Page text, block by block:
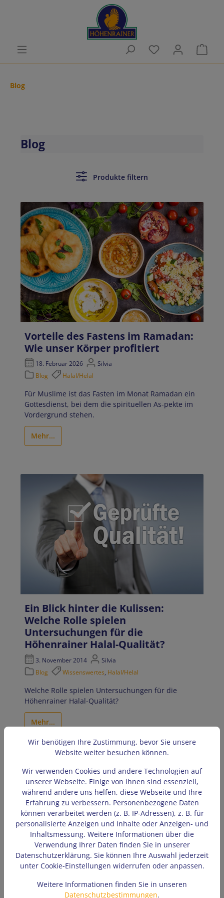
Du hast 0
Blog
Blog
Produkte filtern
Vorteile des Fastens im Ramadan:
Wie unser Körper profitiert
18. Februar 2026
Silvia
Blog
Halal/Helal
Für Muslime ist das Fasten im Monat Ramadan ein
Gottesdienst, bei dem die spirituellen As-pekte im
Vordergrund stehen.
Mehr...
Ein Blick hinter die Kulissen:
Welche Rolle spielen
Untersuchungen für die
Höhenrainer Halal-Qualität?
3. November 2014
Silvia
Blog
Wissenswertes, Halal/Helal
Welche Rolle spielen Untersuchungen für die
Höhenrainer Halal-Qualität?
Mehr...
Für was steht das Höhenrainer
Wir benötigen Ihre Zustimmung, bevor Sie unsere
Website weiter besuchen können.
Wir verwenden Cookies und andere Technologien auf
unserer Webseite. Einige von ihnen sind essenziell,
während andere uns helfen, diese Webseite und Ihre
Erfahrung zu verbessern. Personenbezogene Daten
können verarbeitet werden (z. B. IP-Adressen), z. B. für
personalisierte Anzeigen und Inhalte oder Anzeigen- und
Inhaltsmessung. Weitere Informationen über die
Verwendung Ihrer Daten finden Sie in unserer
Datenschutzerklärung. Sie können Ihre Auswahl jederzeit
unter Cookie-Einstellungen widerrufen oder anpassen.
Weitere Informationen finden Sie in unseren
Datenschutzbestimmungen.